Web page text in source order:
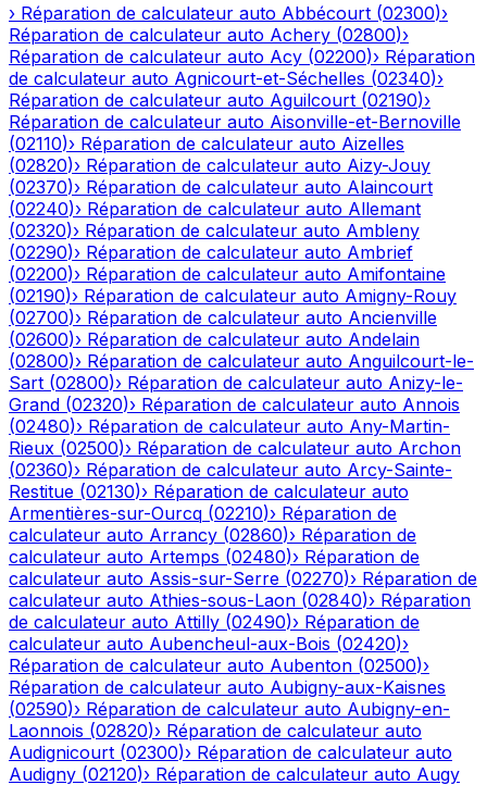
› Réparation de calculateur auto Abbécourt (02300)›
Réparation de calculateur auto Achery (02800)›
Réparation de calculateur auto Acy (02200)› Réparation
de calculateur auto Agnicourt-et-Séchelles (02340)›
Réparation de calculateur auto Aguilcourt (02190)›
Réparation de calculateur auto Aisonville-et-Bernoville
(02110)› Réparation de calculateur auto Aizelles
(02820)› Réparation de calculateur auto Aizy-Jouy
(02370)› Réparation de calculateur auto Alaincourt
(02240)› Réparation de calculateur auto Allemant
(02320)› Réparation de calculateur auto Ambleny
(02290)› Réparation de calculateur auto Ambrief
(02200)› Réparation de calculateur auto Amifontaine
(02190)› Réparation de calculateur auto Amigny-Rouy
(02700)› Réparation de calculateur auto Ancienville
(02600)› Réparation de calculateur auto Andelain
(02800)› Réparation de calculateur auto Anguilcourt-le-
Sart (02800)› Réparation de calculateur auto Anizy-le-
Grand (02320)› Réparation de calculateur auto Annois
(02480)› Réparation de calculateur auto Any-Martin-
Rieux (02500)› Réparation de calculateur auto Archon
(02360)› Réparation de calculateur auto Arcy-Sainte-
Restitue (02130)› Réparation de calculateur auto
Armentières-sur-Ourcq (02210)› Réparation de
calculateur auto Arrancy (02860)› Réparation de
calculateur auto Artemps (02480)› Réparation de
calculateur auto Assis-sur-Serre (02270)› Réparation de
calculateur auto Athies-sous-Laon (02840)› Réparation
de calculateur auto Attilly (02490)› Réparation de
calculateur auto Aubencheul-aux-Bois (02420)›
Réparation de calculateur auto Aubenton (02500)›
Réparation de calculateur auto Aubigny-aux-Kaisnes
(02590)› Réparation de calculateur auto Aubigny-en-
Laonnois (02820)› Réparation de calculateur auto
Audignicourt (02300)› Réparation de calculateur auto
Audigny (02120)› Réparation de calculateur auto Augy